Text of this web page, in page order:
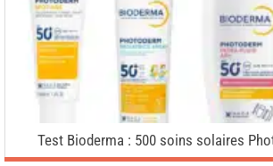
Test Bioderma : 500 soins solaires